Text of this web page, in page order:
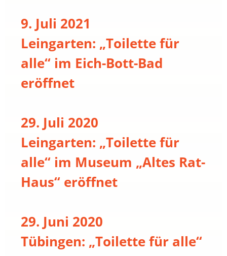
9. Juli 2021
Leingarten: „Toilette für
alle“ im Eich-Bott-Bad
eröffnet
29. Juli 2020
Leingarten: „Toilette für
alle“ im Museum „Altes Rat-
Haus“ eröffnet
29. Juni 2020
Tübingen: „Toilette für alle“